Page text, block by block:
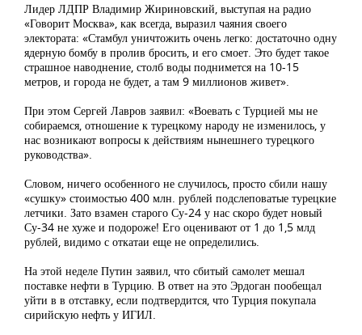
Лидер ЛДПР Владимир Жириновский, выступая на радио
«Говорит Москва», как всегда, выразил чаяния своего
электората: «Стамбул уничтожить очень легко: достаточно одну
ядерную бомбу в пролив бросить, и его смоет. Это будет такое
страшное наводнение, столб воды поднимется на 10-15
метров, и города не будет, а там 9 миллионов живет».
При этом Сергей Лавров заявил: «Воевать с Турцией мы не
собираемся, отношение к турецкому народу не изменилось, у
нас возникают вопросы к действиям нынешнего турецкого
руководства».
Словом, ничего особенного не случилось, просто сбили нашу
«сушку» стоимостью 400 млн. рублей подслеповатые турецкие
летчики. Зато взамен старого Су-24 у нас скоро будет новый
Су-34 не хуже и подороже! Его оценивают от 1 до 1,5 млд
рублей, видимо с откатаи еще не определились.
На этой неделе Путин заявил, что сбитый самолет мешал
поставке нефти в Турцию. В ответ на это Эрдоган пообещал
уйти в в отставку, если подтвердится, что Турция покупала
сирийскую нефть у ИГИЛ.